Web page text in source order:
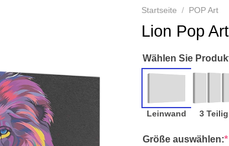
Startseite / POP Art
Lion Pop
Wählen Sie
Leinwand 3 Teilig
Größe auswählen:*